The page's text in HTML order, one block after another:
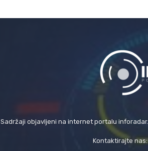
Sadržaji objavljeni na internet portalu
Kontaktirajte